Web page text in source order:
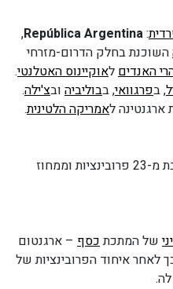
:
República Argentina
,
השוכנת בחלק הדרום-מזרחי
האנדיםלאוקיינוס האטלנטי.
, בפרגוואי, בבוליביה ובצ'ילה.
ארגנטינה לאמריקה הלטינית.
אשר מורכבת מ-23 פרובינציות וממחוז
של המתכתכסף – ארגנטום